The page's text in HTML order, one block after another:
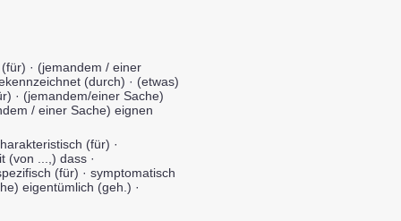
· (jemandem / einer
(durch) · (etwas)
· (jemandem/einer Sache)
/ einer Sache) eignen
(für) ·
(von ...,) dass ·
(für) · symptomatisch
eigentümlich (geh.) ·